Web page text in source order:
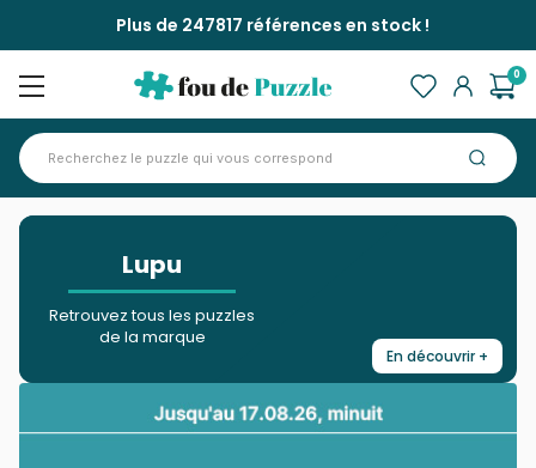
Plus de 247817 références en stock !
0
Lupu
Retrouvez tous les puzzles
de la marque
En découvrir +